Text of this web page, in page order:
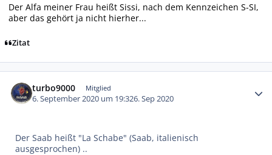
Der Alfa meiner Frau heißt Sissi, nach dem Kennzeichen S-SI,
aber das gehört ja nicht hierher...
Zitat
turbo9000 Mitglied
6. September 2020 um 19:326. Sep 2020
Der Saab heißt "La Schabe" (Saab, italienisch
ausgesprochen) ..